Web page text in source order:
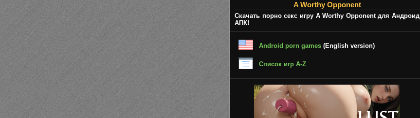
A Worthy Opponent
Скачать порно секс игру A Worthy Opponent для Андроид
АПК!
Android porn games (English version)
Список игр A-Z